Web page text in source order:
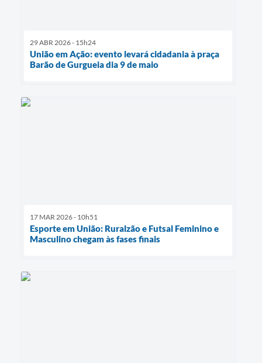
29 ABR 2026 - 15h24
União em Ação: evento levará cidadania à praça
Barão de Gurgueia dia 9 de maio
17 MAR 2026 - 10h51
Esporte em União: Ruralzão e Futsal Feminino e
Masculino chegam às fases finais